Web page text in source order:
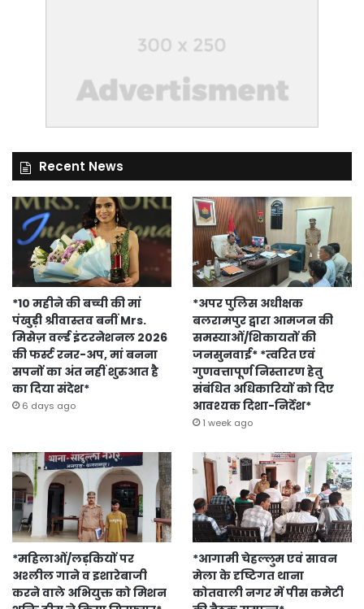
Recent News
*10 महीने की बच्ची की मां
पंखुड़ी श्रीवास्तव बनीं Mrs.
मिसेज़ वर्ल्ड इंटरनेशनल 2026
की फर्स्ट रनर-अप, मां बनना
सपनों का अंत नहीं शुरुआत है
का दिया संदेश*
6 days ago
*अपर पुलिस अधीक्षक
बलरामपुर द्वारा आमजन की
समस्याओं/शिकायतों की
जनसुनवाई* *त्वरित एवं
गुणवत्तापूर्ण निस्तारण हेतु
संबंधित अधिकारियों को दिए
आवश्यक दिशा-निर्देश*
1 week ago
*महिलाओं/लड़कियों पर
अश्लील गाने व इशारेबाजी
करने वाले अभियुक्त को मिशन
*आगामी चेहल्लुम एवं सावन
मेला के दृष्टिगत थाना
कोतवाली नगर में पीस कमेटी